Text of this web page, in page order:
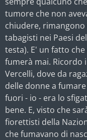
tumore che non
chiudere,
tabagisti nei Paesi
testa). E' un fatto
fumerà mai. Ricordo
Vercelli, dove da
delle donne a
fuori - io - era lo
bene. E, visto che
fiorettisti della
che fumavano di